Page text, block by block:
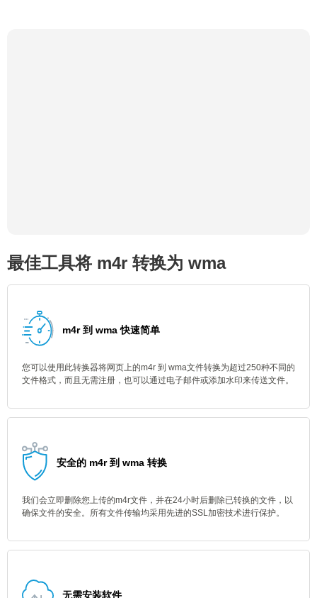
最佳工具将 m4r 转换为 wma
m4r 到 wma 快速简单
您可以使用此转换器将网页上的m4r 到 wma文件转换为超过250种不同的
文件格式，而且无需注册，也可以通过电子邮件或添加水印来传送文件。
安全的 m4r 到 wma 转换
我们会立即删除您上传的m4r文件，并在24小时后删除已转换的文件，以
确保文件的安全。所有文件传输均采用先进的SSL加密技术进行保护。
无需安装软件